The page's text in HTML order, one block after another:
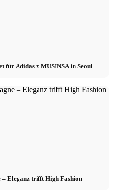
für Adidas x MUSINSA in Seoul
– Eleganz trifft High Fashion